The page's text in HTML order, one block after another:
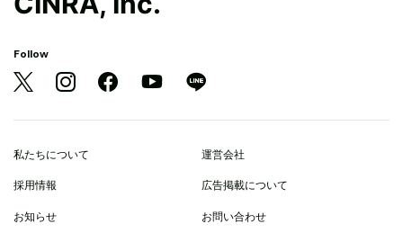
Follow
私たちについて 運営会社
採用情報 広告掲載について
お知らせ お問い合わせ